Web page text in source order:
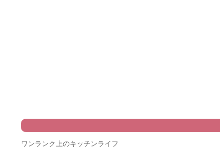
ワンランク上のキッチンライフ